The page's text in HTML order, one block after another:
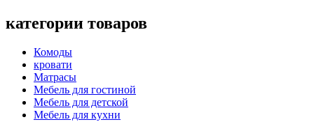
категории товаров
Комоды
кровати
Матрасы
Мебель для гостиной
Мебель для детской
Мебель для кухни